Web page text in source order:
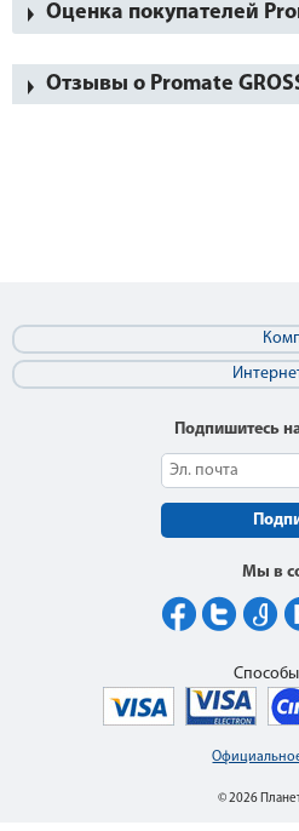
Оценка покупателей
Отзывы о Promate
Подпишитесь
Мы в
© 2026